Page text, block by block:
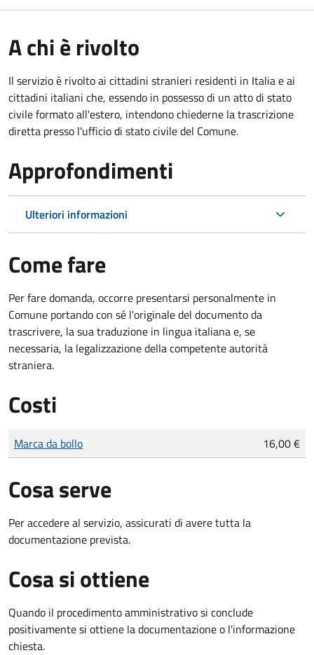
A chi è rivolto
Il servizio è rivolto ai cittadini stranieri residenti in Italia e ai
cittadini italiani che, essendo in possesso di un atto di stato
civile formato all'estero, intendono chiederne la trascrizione
diretta presso l'ufficio di stato civile del Comune.
Approfondimenti
Ulteriori informazioni
Come fare
Per fare domanda, occorre presentarsi personalmente in
Comune portando con sé l'originale del documento da
trascrivere, la sua traduzione in lingua italiana e, se
necessaria, la legalizzazione della competente autorità
straniera.
Costi
Tipo di pagamento
Importo
Marca da bollo 16,00 €
Cosa serve
Per accedere al servizio, assicurati di avere tutta la
documentazione prevista.
Cosa si ottiene
Quando il procedimento amministrativo si conclude
positivamente si ottiene la documentazione o l'informazione
chiesta.